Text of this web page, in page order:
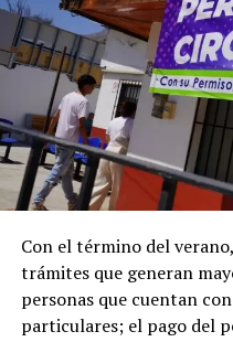
Con el término del
trámites que generan
personas que cuentan
particulares; el pago del